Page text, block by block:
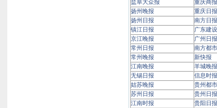
盐阜大众报
重庆商报
扬州晚报
重庆日报
扬州日报
南方日报
镇江日报
广东建
京江晚报
广州日报
常州日报
南方都
常州晚报
新快报
江南晚报
羊城晚报
无锡日报
信息时报
姑苏晚报
贵州都
苏州日报
贵州日报
江南时报
贵阳日报